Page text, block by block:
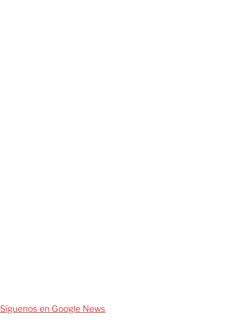
Síguenos en Google News